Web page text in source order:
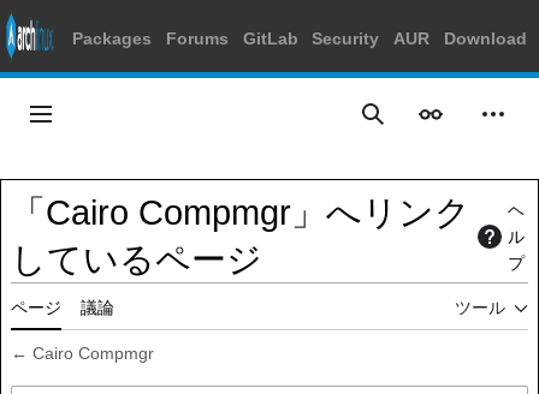
Packages Forums GitLab Security AUR Download
ッ
プ
メインメニュー 検索 表示 個人
「Cairo Compmgr」へリンク
しているページ
ヘ
ル
プ
ページ 議論 ツール
← Cairo Compmgr